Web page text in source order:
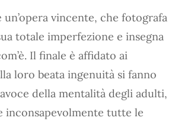
un’opera vincente, che fotografa
totale imperfezione e insegna
Il finale è affidato ai
loro beata ingenuità si fanno
della mentalità degli adulti,
inconsapevolmente tutte le